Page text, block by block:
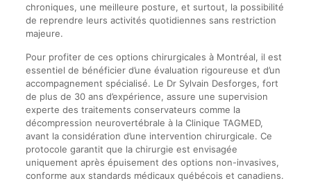
chroniques, une meilleure posture, et surtout, la possibilité
de reprendre leurs activités quotidiennes sans restriction
majeure.
Pour profiter de ces options chirurgicales à Montréal, il est
essentiel de bénéficier d’une évaluation rigoureuse et d’un
accompagnement spécialisé. Le Dr Sylvain Desforges, fort
de plus de 30 ans d’expérience, assure une supervision
experte des traitements conservateurs comme la
décompression neurovertébrale à la Clinique TAGMED,
avant la considération d’une intervention chirurgicale. Ce
protocole garantit que la chirurgie est envisagée
uniquement après épuisement des options non-invasives,
conforme aux standards médicaux québécois et canadiens.